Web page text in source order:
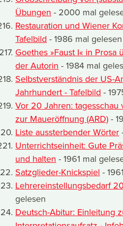
Übungen - 2000 mal
Restauration und Wiener
Tafelbild - 1986 mal gelesen
Goethes »Faust I« in
der Autorin - 1984 mal
Selbstverständnis der US-
Jahrhundert - Tafelbild -
Vor 20 Jahren:
zur Maueröffnung (ARD) -
Liste aussterbender Wörter
Unterrichtseinheit: Gute
und halten - 1961 mal
Satzglieder-Knickspiel -
Lehrereinstellungsbedarf
gelesen
Deutsch-Abitur: Einleitung